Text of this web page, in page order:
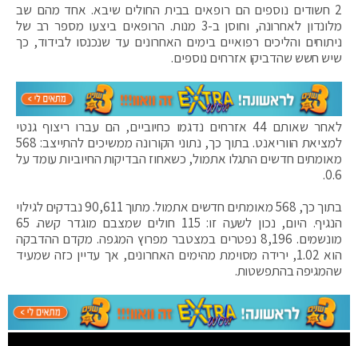
2 חשודים נוספים הם רופאים בבית החולים שיבא. אחד מהם שב
מלונדון לאחרונה, וחוסן ב-3 מנות. הרופאים ביצעו מספר רב של
ניתוחים והליכים רפואיים בימים האחרונים עד שנכנסו לבידוד, כך
שיש חשש שהדביקו אזרחים נוספים.
לאחר שאותם 44 אזרחים נדגמו כחיוביים, הם עברו ריצוף גנטי
למציאת הווריאנט. בתוך כך, נתוני הקורונה ממשיכים להתייצב: 568
מאומתים חדשים התגלו אתמול, כשאחוז הבדיקות החיוביות עומד על
0.6.
בתוך כך, 568 מאומתים חדשים אתמול. מתוך 90,611 נבדקים לגילוי
הנגיף. היום, נכון לשעה זו: 115 חולים שמצבם מוגדר קשה. 65
מונשמים. 8,196 נפטרים במצטבר מפרוץ המגפה. מקדם ההדבקה
הוא 1.02, ירידה מסוימת מהימים האחרונים, אך עדיין כזה שמעיד
שהמגיפה בהתפשטות.